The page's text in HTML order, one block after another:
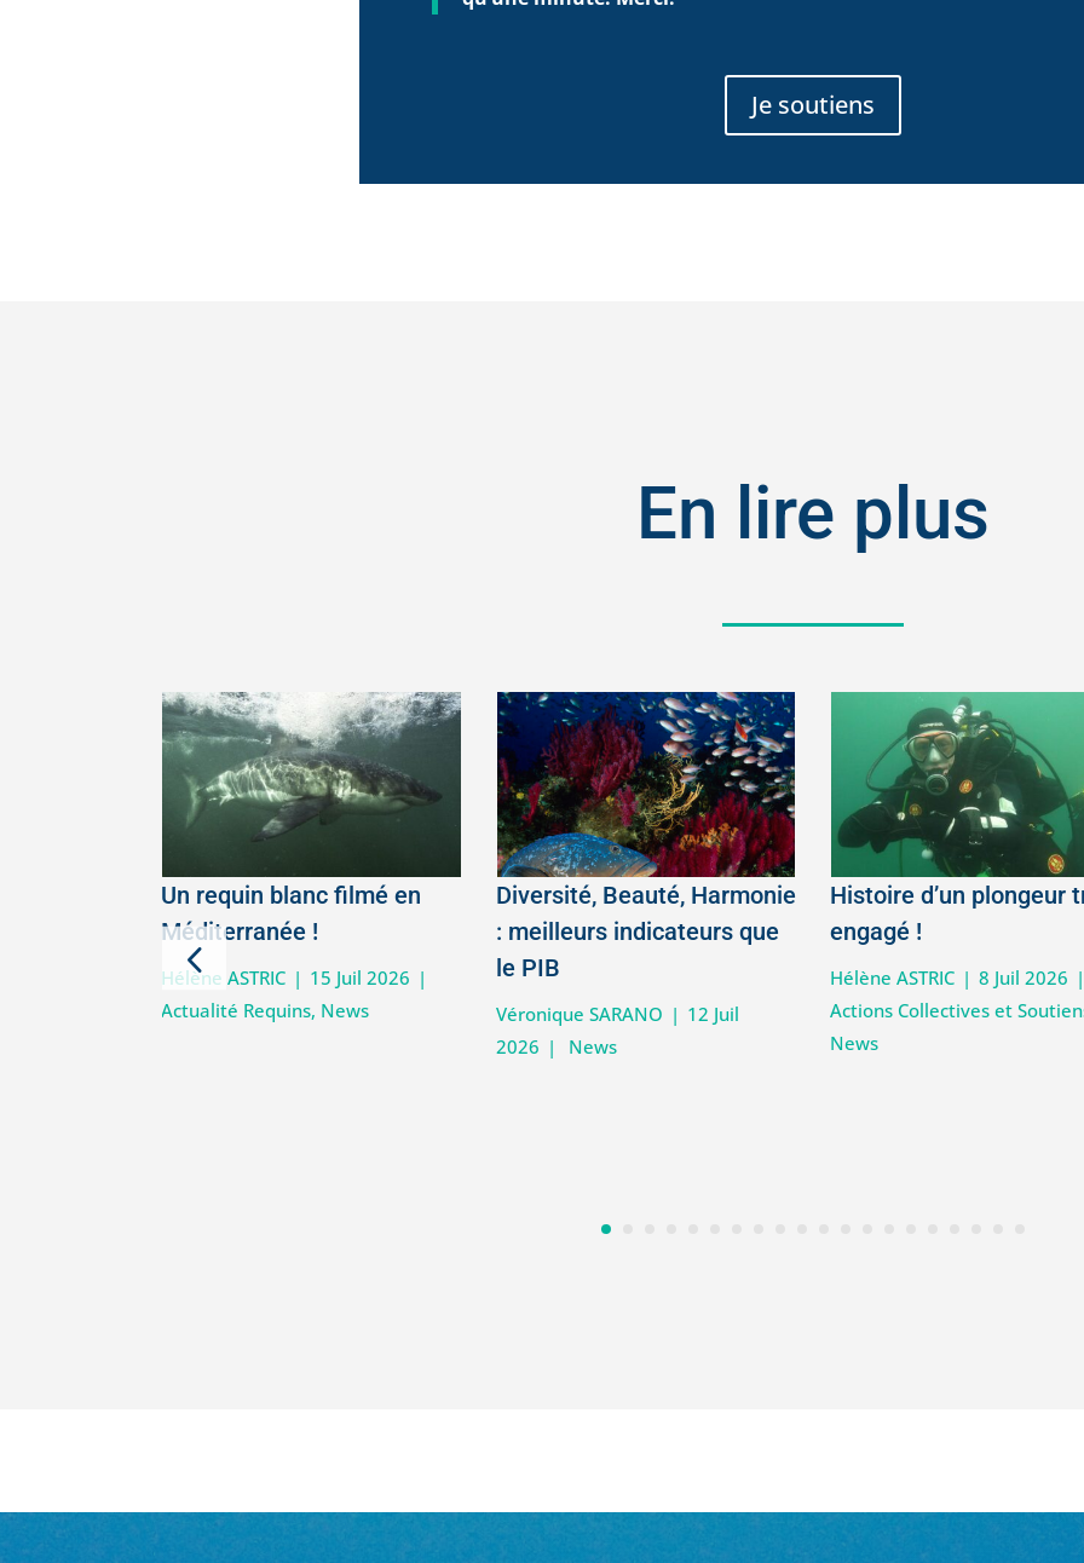
Je soutiens
En lire plus
Un requin blanc filmé en
Méditerranée !
Hélène ASTRIC | 15 Juil 2026 |
Actualité Requins, News
Diversité, Beauté, Harmonie
: meilleurs indicateurs que
le PIB
Véronique SARANO | 12 Juil
2026 | News
Histoire d’un plongeur
engagé !
Hélène ASTRIC | 8 Juil 2026 |
Actions Collectives et
News